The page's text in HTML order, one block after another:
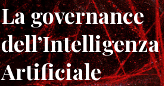
La governance
dell’Intelligenza
Artificiale